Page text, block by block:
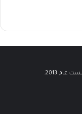
2013.